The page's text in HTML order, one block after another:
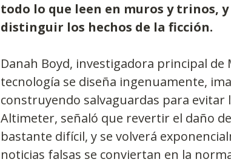
todo lo que leen en muros y trinos,
distinguir los hechos de la ficción.
Danah Boyd, investigadora principal de
tecnología se diseña ingenuamente,
construyendo salvaguardas para evitar
Altimeter, señaló que revertir el daño
bastante difícil, y se volverá
noticias falsas se conviertan en la